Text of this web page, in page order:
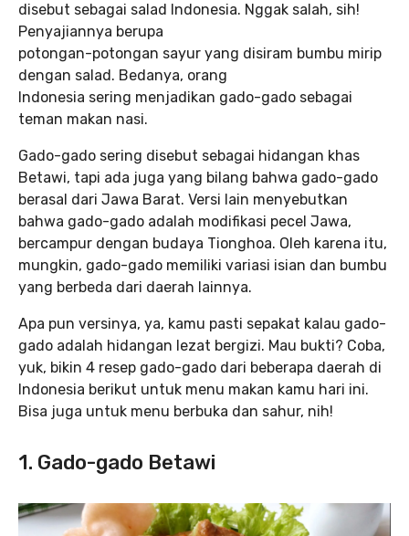
disebut sebagai salad Indonesia. Nggak salah, sih!
Penyajiannya berupa
potongan-potongan sayur yang disiram bumbu mirip
dengan salad. Bedanya, orang
Indonesia sering menjadikan gado-gado sebagai
teman makan nasi.
Gado-gado sering disebut sebagai hidangan khas
Betawi, tapi ada juga yang bilang bahwa gado-gado
berasal dari Jawa Barat. Versi lain menyebutkan
bahwa gado-gado adalah modifikasi pecel Jawa,
bercampur dengan budaya Tionghoa. Oleh karena itu,
mungkin, gado-gado memiliki variasi isian dan bumbu
yang berbeda dari daerah lainnya.
Apa pun versinya, ya, kamu pasti sepakat kalau gado-
gado adalah hidangan lezat bergizi. Mau bukti? Coba,
yuk, bikin 4 resep gado-gado dari beberapa daerah di
Indonesia berikut untuk menu makan kamu hari ini.
Bisa juga untuk menu berbuka dan sahur, nih!
1. Gado-gado Betawi